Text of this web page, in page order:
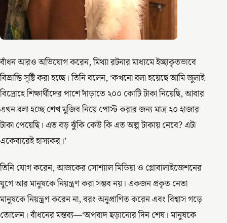
বাঁধন আরও অভিযোগ করেন, মিথ্যা রটনার মাধ্যমে ইচ্ছাকৃতভাবে
বিভ্রান্তি সৃষ্টি করা হচ্ছে। তিনি বলেন, ‘কখনো বলা হয়েছে আমি জুলাই
বিদ্রোহে শিক্ষার্থীদের পাশে দাঁড়াতে ২০০ কোটি টাকা নিয়েছি, আবার
এখন বলা হচ্ছে শেখ মুজিব নিয়ে পোস্ট করার জন্য মাত্র ২০ হাজার
টাকা পেয়েছি। এত বড় ঝুঁকি কেউ কি এত অল্প টাকায় নেবে? এটা
একেবারেই হাস্যকর।’
তিনি যোগ করেন, আজকের সোশ্যাল মিডিয়া ও গ্লোবালাইজেশনের
যুগে আর মানুষকে নিয়ন্ত্রণ করা সম্ভব নয়। একজন প্রকৃত নেতা
মানুষকে নিয়ন্ত্রণ করেন না, বরং অনুপ্রাণিত করেন এবং বিশ্বাস গড়ে
তোলেন। বাঁধনের মন্তব্য—‘অপবাদ ছড়ানোর দিন শেষ। মানুষকে